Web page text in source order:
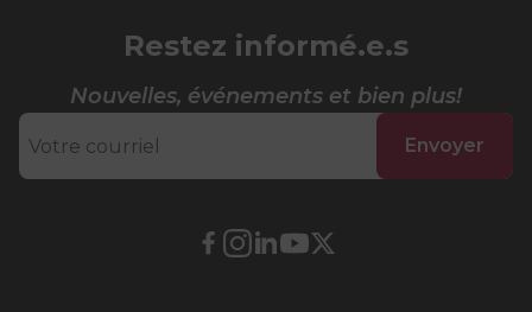
Restez informé.e.s
Nouvelles, événements et bien plus!
Envoyer
LienLienLienLien